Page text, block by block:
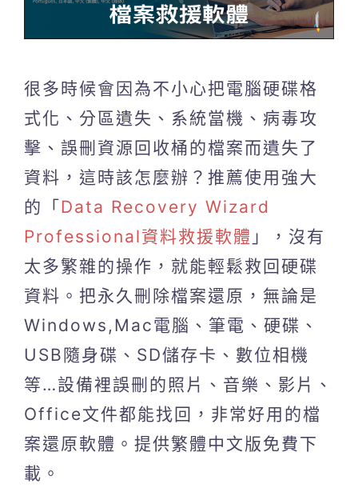
很多時候會因為不小心把電腦硬碟格
式化、分區遺失、系統當機、病毒攻
擊、誤刪資源回收桶的檔案而遺失了
資料，這時該怎麼辦？推薦使用強大
的「Data Recovery Wizard
Professional資料救援軟體 」，沒有
太多繁雜的操作，就能輕鬆救回硬碟
資料。把永久刪除檔案還原，無論是
Windows,Mac電腦、筆電、硬碟、
USB隨身碟、SD儲存卡、數位相機
等…設備裡誤刪的照片、音樂、影片、
Office文件都能找回，非常好用的檔
案還原軟體。提供繁體中文版免費下
載。